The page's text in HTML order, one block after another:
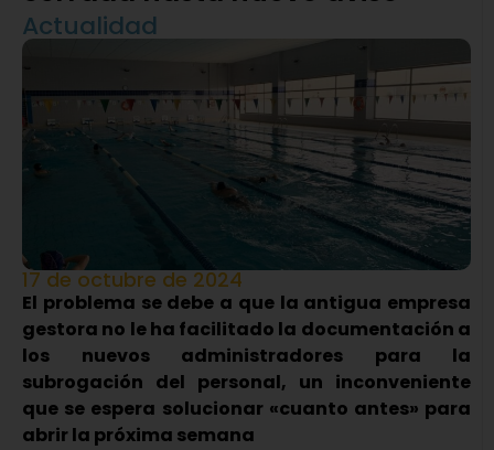
Actualidad
17 de octubre de 2024
El problema se debe a que la antigua empresa
gestora no le ha facilitado la documentación a
los nuevos administradores para la
subrogación del personal, un inconveniente
que se espera solucionar «cuanto antes» para
abrir la próxima semana